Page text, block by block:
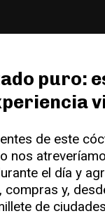
puro:
de este
nos
el día y
compras y,
de